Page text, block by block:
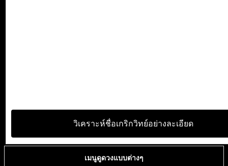
วิเคราะห์ชื่อเกริกวิทย์อย่างละเอียด
เมนูดูดวงแบบต่างๆ